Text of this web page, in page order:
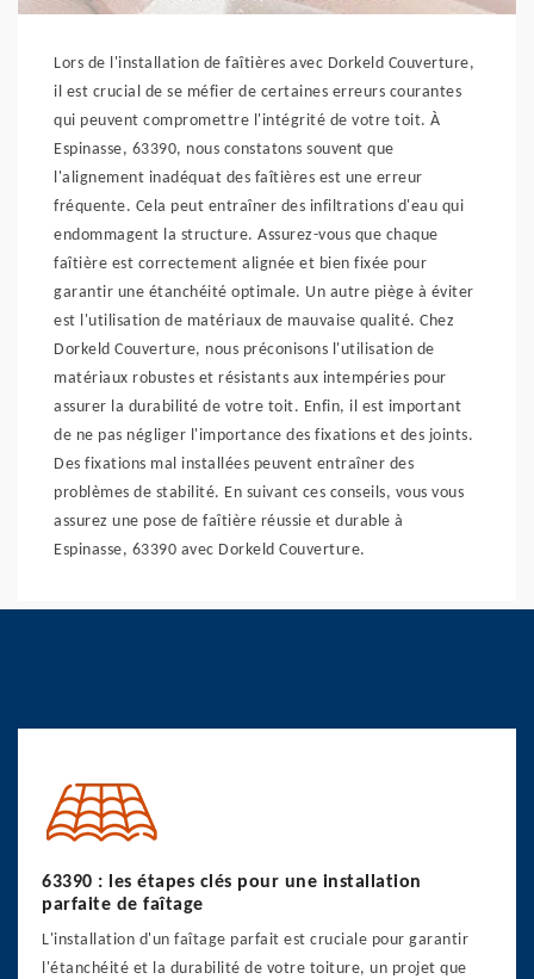
Lors de l'installation de faîtières avec Dorkeld Couverture,
il est crucial de se méfier de certaines erreurs courantes
qui peuvent compromettre l'intégrité de votre toit. À
Espinasse, 63390, nous constatons souvent que
l'alignement inadéquat des faîtières est une erreur
fréquente. Cela peut entraîner des infiltrations d'eau qui
endommagent la structure. Assurez-vous que chaque
faîtière est correctement alignée et bien fixée pour
garantir une étanchéité optimale. Un autre piège à éviter
est l'utilisation de matériaux de mauvaise qualité. Chez
Dorkeld Couverture, nous préconisons l'utilisation de
matériaux robustes et résistants aux intempéries pour
assurer la durabilité de votre toit. Enfin, il est important
de ne pas négliger l'importance des fixations et des joints.
Des fixations mal installées peuvent entraîner des
problèmes de stabilité. En suivant ces conseils, vous vous
assurez une pose de faîtière réussie et durable à
Espinasse, 63390 avec Dorkeld Couverture.
63390 : les étapes clés pour une installation
parfaite de faîtage
L'installation d'un faîtage parfait est cruciale pour garantir
l'étanchéité et la durabilité de votre toiture, un projet que